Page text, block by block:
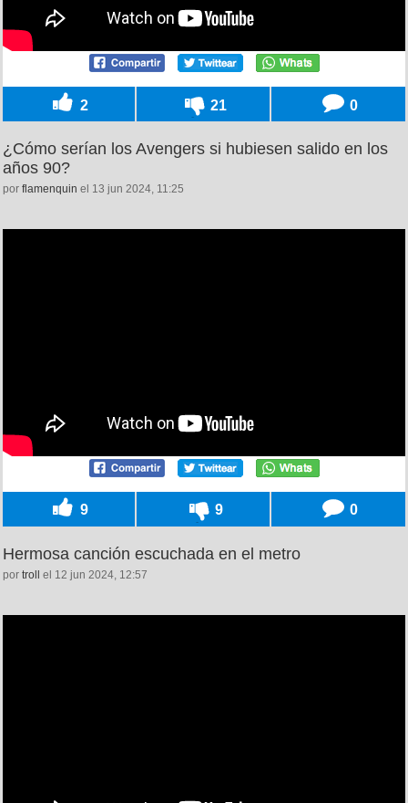
2 21 0
¿Cómo serían los Avengers si hubiesen salido en los
años 90?
por flamenquin el 13 jun 2024, 11:25
9 9 0
Hermosa canción escuchada en el metro
por troll el 12 jun 2024, 12:57